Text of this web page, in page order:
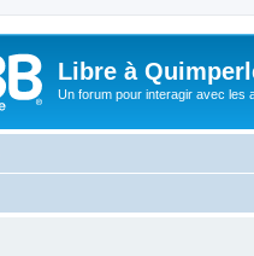
Libre à
Un forum pour interagir avec les